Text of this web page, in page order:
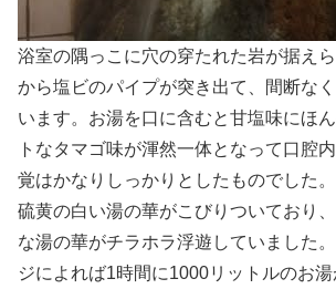
浴室の隅っこに穴の穿たれた岩が据え
から塩ビのパイプが突き出て、間断な
います。お湯を口に含むと甘塩味にほ
トなタマゴ味が渾然一体となって口腔
覚はかなりしっかりとしたものでした
硫黄の白い湯の華がこびりついており
な湯の華がチラホラ浮遊していました
ジによれば1時間に1000リットルのお